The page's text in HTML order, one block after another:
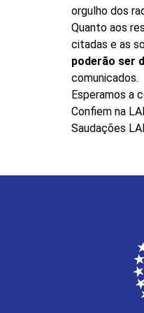
orgulho dos
Quanto aos
citadas e as
poderão ser
comunicados.
Esperamos a
Confiem na
Saudações